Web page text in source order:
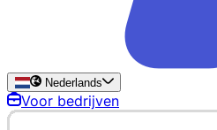
Nederlands
Voor bedrijven